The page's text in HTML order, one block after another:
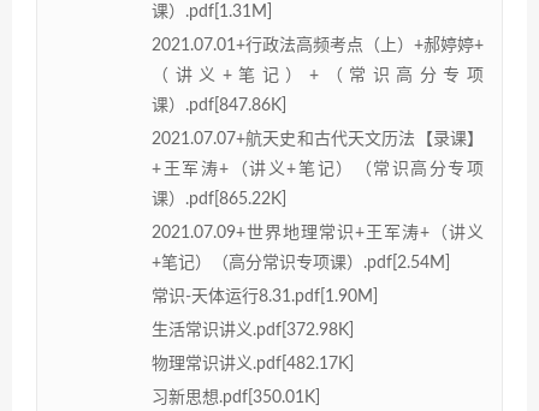
课）.pdf[1.31M]
2021.07.01+行政法高频考点（上）+郝婷婷+
（讲义+笔记）+（常识高分专项
课）.pdf[847.86K]
2021.07.07+航天史和古代天文历法【录课】
+王军涛+（讲义+笔记）（常识高分专项
课）.pdf[865.22K]
2021.07.09+世界地理常识+王军涛+（讲义
+笔记）（高分常识专项课）.pdf[2.54M]
常识-天体运行8.31.pdf[1.90M]
生活常识讲义.pdf[372.98K]
物理常识讲义.pdf[482.17K]
习新思想.pdf[350.01K]